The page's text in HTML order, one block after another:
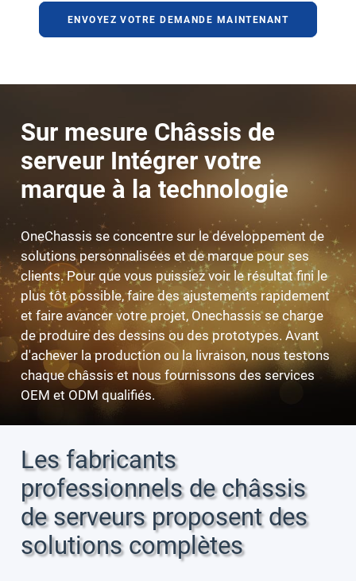
ENVOYEZ VOTRE DEMANDE MAINTENANT
Sur mesure Châssis de
serveurIntégrer votre
marque à la technologie
OneChassis se concentre sur le développement de
solutions personnalisées et de marque pour ses
clients. Pour que vous puissiez voir le résultat fini le
plus tôt possible, faire des ajustements rapidement
et faire avancer votre projet, Onechassis se charge
de produire des dessins ou des prototypes. Avant
d'achever la production ou la livraison, nous testons
chaque châssis et nous fournissons des services
OEM et ODM qualifiés.
Les fabricants
professionnels de châssis
de serveurs proposent des
solutions complètes